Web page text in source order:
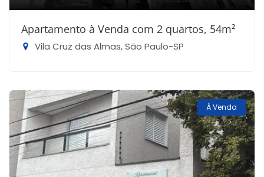
Apartamento à Venda com 2 quartos, 54m²
Vila Cruz das Almas, São Paulo-SP
À Venda